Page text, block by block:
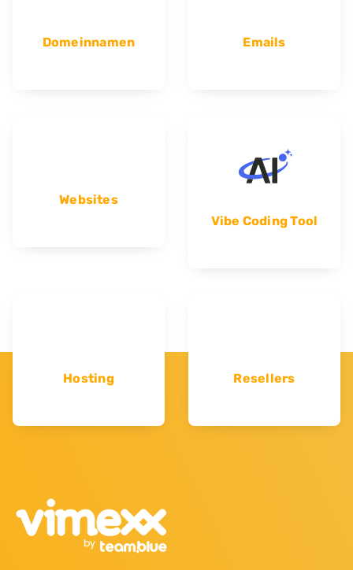
Domeinnamen Emails
Websites
Vibe Coding Tool
Hosting Resellers